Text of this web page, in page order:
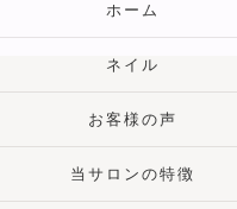
ホーム
ネイル
お客様の声
当サロンの特徴